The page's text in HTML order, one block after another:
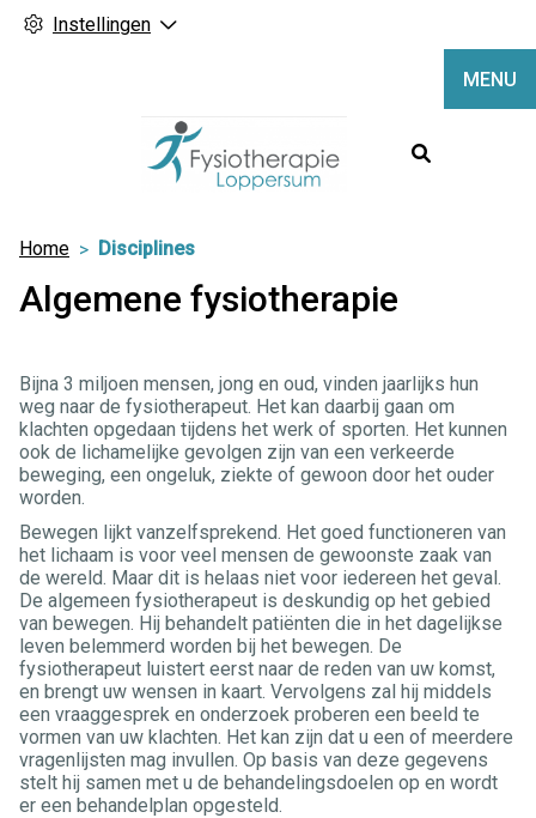
Instellingen
MENU
Home Disciplines
Algemene fysiotherapie
Bijna 3 miljoen mensen, jong en oud, vinden jaarlijks hun
weg naar de fysiotherapeut. Het kan daarbij gaan om
klachten opgedaan tijdens het werk of sporten. Het kunnen
ook de lichamelijke gevolgen zijn van een verkeerde
beweging, een ongeluk, ziekte of gewoon door het ouder
worden.
Bewegen lijkt vanzelfsprekend. Het goed functioneren van
het lichaam is voor veel mensen de gewoonste zaak van
de wereld. Maar dit is helaas niet voor iedereen het geval.
De algemeen fysiotherapeut is deskundig op het gebied
van bewegen. Hij behandelt patiënten die in het dagelijkse
leven belemmerd worden bij het bewegen. De
fysiotherapeut luistert eerst naar de reden van uw komst,
en brengt uw wensen in kaart. Vervolgens zal hij middels
een vraaggesprek en onderzoek proberen een beeld te
vormen van uw klachten. Het kan zijn dat u een of meerdere
vragenlijsten mag invullen. Op basis van deze gegevens
stelt hij samen met u de behandelingsdoelen op en wordt
er een behandelplan opgesteld.